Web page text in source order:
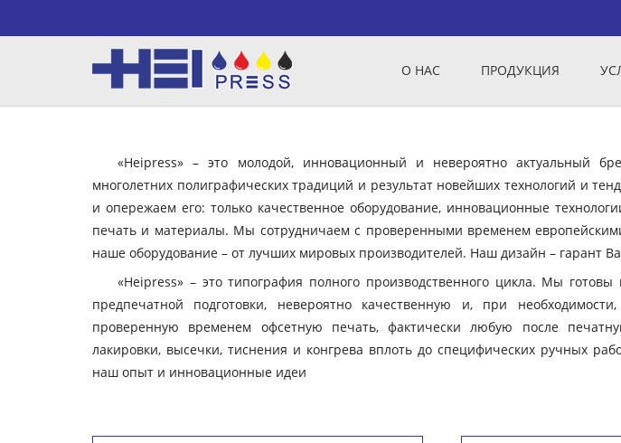
О НАС ПРОДУКЦИЯ
«Heipress» – это молодой, инновационный и невероятно актуальный
многолетних полиграфических традиций и результат новейших технологий и
и опережаем его: только качественное оборудование, инновационные
печать и материалы. Мы сотрудничаем с проверенными временем
наше оборудование – от лучших мировых производителей. Наш дизайн – гарант
«Heipress» – это типография полного производственного цикла. Мы
предпечатной подготовки, невероятно качественную и, при
проверенную временем офсетную печать, фактически любую после
лакировки, высечки, тиснения и конгрева вплоть до специфических ручных
наш опыт и инновационные идеи